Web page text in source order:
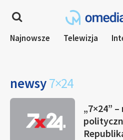
Najnowsze Telewizja
newsy7×24
„7×24”